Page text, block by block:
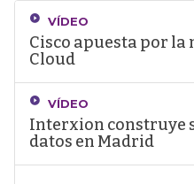
VÍDEO
Cisco apuesta por la
Cloud
VÍDEO
Interxion construye
datos en Madrid